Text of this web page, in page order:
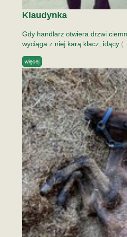
Klaudynka
Gdy handlarz otwiera drzwi
wyciąga z niej karą klacz, idący
więcej